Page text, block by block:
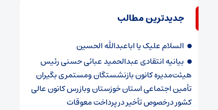
جدیدترین مطالب
السلام علیک یا اباعبدالله الحسین
بیانیه انتقادی عبدالحمید عبائی حسنی رئیس
هیئت‌مدیره کانون بازنشستگان ومستمری بگیران
تأمین اجتماعی استان خوزستان وبازرس کانون عالی
کشور درخصوص تأخیر در پرداخت معوقات